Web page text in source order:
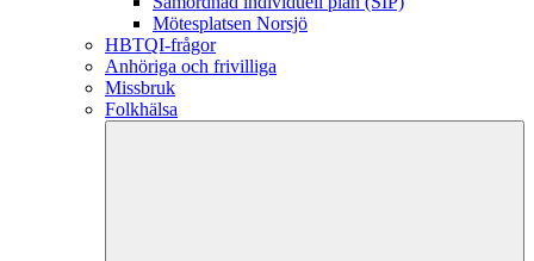
Mötesplatsen Norsjö
HBTQI-frågor
Anhöriga och frivilliga
Missbruk
Folkhälsa